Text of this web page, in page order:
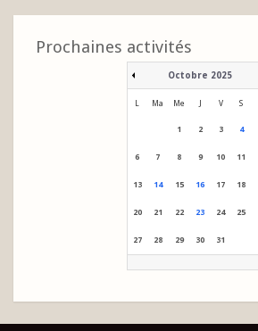
Prochaines activités
Octobre 2025
Ma Me V S
1 2 3 4
6 7 8 9 10 11
13 14 15 16 17 18
20 21 22 23 24 25
27 28 29 30 31